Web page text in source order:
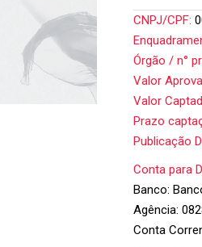
CNPJ/CPF:
Órgão / n°
Valor
Valor
Prazo
Publicação
Conta para
Banco:
Agência:
Conta